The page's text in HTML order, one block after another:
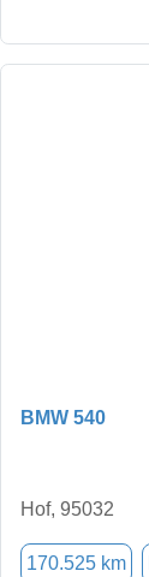
BMW 540
Hof, 95032
170.525 km